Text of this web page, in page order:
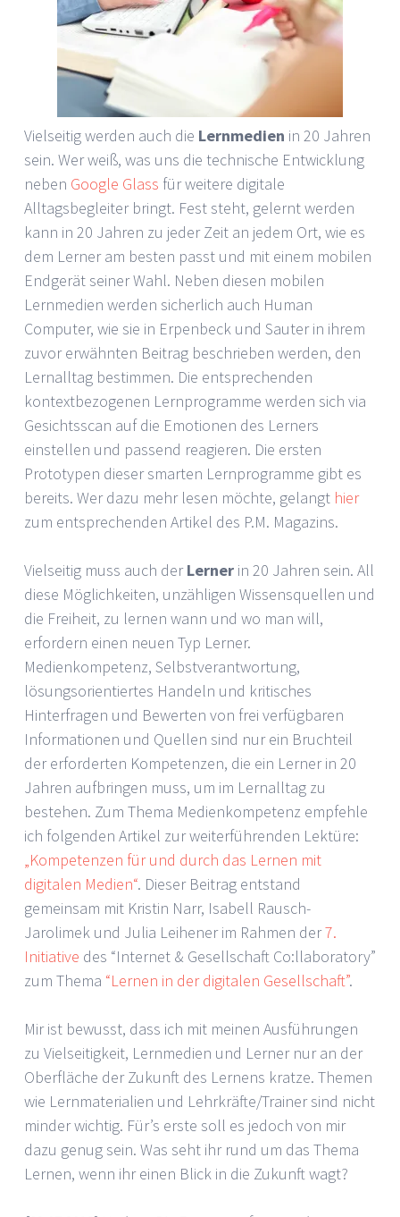
Vielseitig werden auch die Lernmedien in 20 Jahren
sein. Wer weiß, was uns die technische Entwicklung
neben Google Glass für weitere digitale
Alltagsbegleiter bringt. Fest steht, gelernt werden
kann in 20 Jahren zu jeder Zeit an jedem Ort, wie es
dem Lerner am besten passt und mit einem mobilen
Endgerät seiner Wahl. Neben diesen mobilen
Lernmedien werden sicherlich auch Human
Computer, wie sie in Erpenbeck und Sauter in ihrem
zuvor erwähnten Beitrag beschrieben werden, den
Lernalltag bestimmen. Die entsprechenden
kontextbezogenen Lernprogramme werden sich via
Gesichtsscan auf die Emotionen des Lerners
einstellen und passend reagieren. Die ersten
Prototypen dieser smarten Lernprogramme gibt es
bereits. Wer dazu mehr lesen möchte, gelangt hier
zum entsprechenden Artikel des P.M. Magazins.
Vielseitig muss auch derLerner in 20 Jahren sein. All
diese Möglichkeiten, unzähligen Wissensquellen und
die Freiheit, zu lernen wann und wo man will,
erfordern einen neuen Typ Lerner.
Medienkompetenz, Selbstverantwortung,
lösungsorientiertes Handeln und kritisches
Hinterfragen und Bewerten von frei verfügbaren
Informationen und Quellen sind nur ein Bruchteil
der erforderten Kompetenzen, die ein Lerner in 20
Jahren aufbringen muss, um im Lernalltag zu
bestehen. Zum Thema Medienkompetenz empfehle
ich folgenden Artikel zur weiterführenden Lektüre:
„Kompetenzen für und durch das Lernen mit
digitalen Medien“. Dieser Beitrag entstand
gemeinsam mit Kristin Narr, Isabell Rausch-
Jarolimek und Julia Leihener im Rahmen der7.
Initiative des “Internet & Gesellschaft Co:llaboratory”
zum Thema “Lernen in der digitalen Gesellschaft”.
Mir ist bewusst, dass ich mit meinen Ausführungen
zu Vielseitigkeit, Lernmedien und Lerner nur an der
Oberfläche der Zukunft des Lernens kratze. Themen
wie Lernmaterialien und Lehrkräfte/Trainer sind nicht
minder wichtig. Für’s erste soll es jedoch von mir
dazu genug sein. Was seht ihr rund um das Thema
Lernen, wenn ihr einen Blick in die Zukunft wagt?